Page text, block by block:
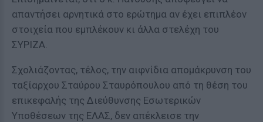
απαντήσει αρνητικά στο ερώτημα αν έχει επιπλέον
στοιχεία που εμπλέκουν κι άλλα στελέχη του
ΣΥΡΙΖΑ.
Σχολιάζοντας, τέλος, την αιφνίδια απομάκρυνση του
ταξίαρχου Σταύρου Σταυρόπουλου από τη θέση του
επικεφαλής της Διεύθυνσης Εσωτερικών
Υποθέσεων της ΕΛΑΣ, δεν απέκλεισε την